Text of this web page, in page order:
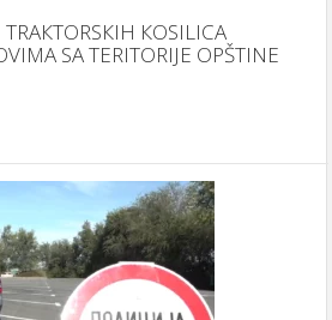
КOSILICA
SA TERITORIJE OPŠTINE